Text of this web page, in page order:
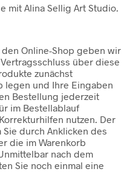
mit Alina Sellig Art Studio.
Online-Shop geben wir
über diese
zunächst
legen und Ihre Eingaben
Bestellung jederzeit
im Bestellablauf
nutzen. Der
durch Anklicken des
die im Warenkorb
nach dem
Sie noch einmal eine